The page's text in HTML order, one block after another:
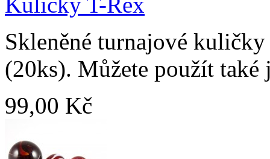
Skleněné turnajové
(20ks). Můžete použít
99,00 Kč